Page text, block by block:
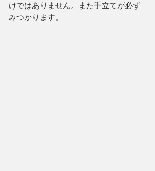
けではありません。また手立てが必ず
みつかります。